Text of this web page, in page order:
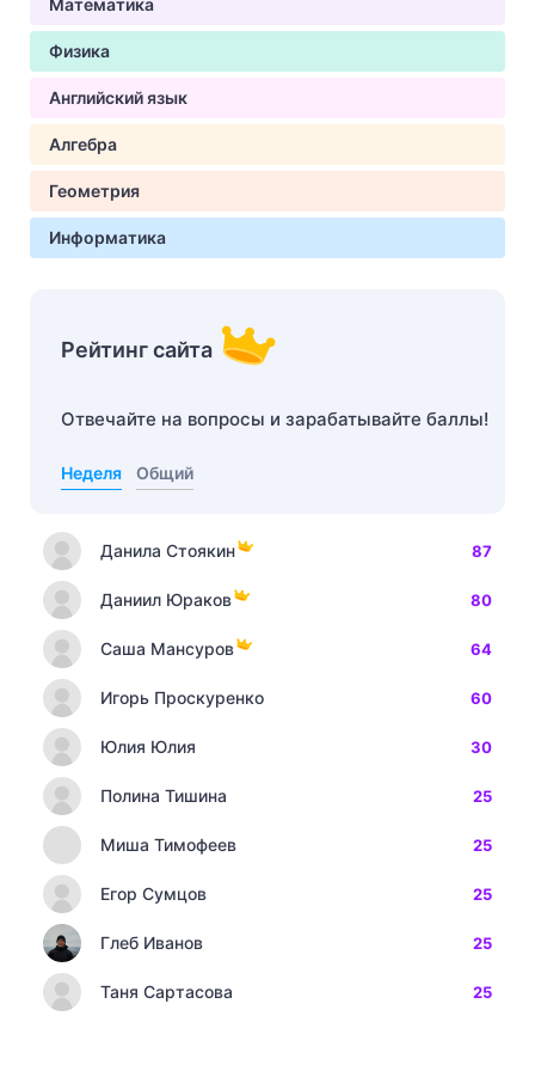
Математика
Физика
Английский язык
Алгебра
Геометрия
Информатика
Рейтинг сайта
Отвечайте на вопросы и зарабатывайте баллы!
Неделя Общий
Данила Стоякин 87
Даниил Юраков 80
Саша Мансуров 64
Игорь Проскуренко 60
Юлия Юлия 30
Полина Тишина 25
Миша Тимофеев 25
Егор Сумцов 25
Глеб Иванов 25
Таня Сартасова 25